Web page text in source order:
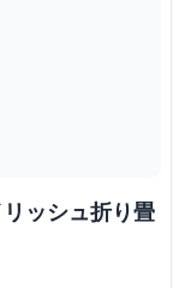
ッシュ折り畳